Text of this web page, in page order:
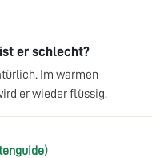
er schlecht?
Im warmen
er wieder flüssig.